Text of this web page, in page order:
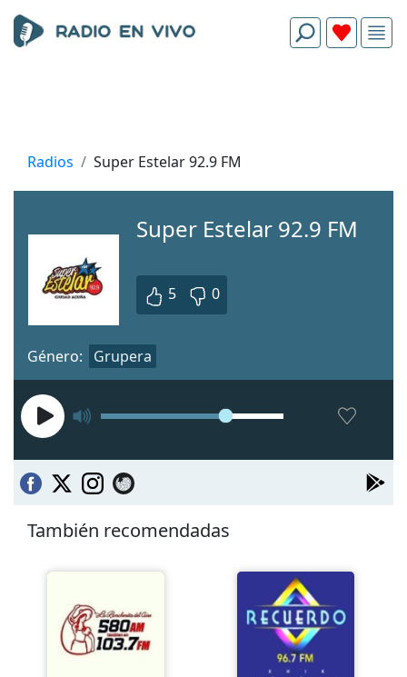
Radios Super Estelar 92.9 FM
Super Estelar 92.9 FM
5 0
Género: Grupera
También recomendadas